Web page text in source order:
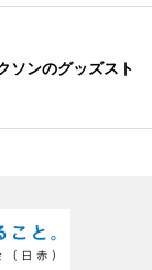
ソンのグッズスト